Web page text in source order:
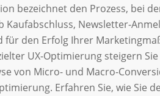
bezeichnet den Prozess, bei
Kaufabschluss, Newsletter-
für den Erfolg Ihrer
UX-Optimierung steigern
von Micro- und Macro-
Erfahren Sie, wie Sie